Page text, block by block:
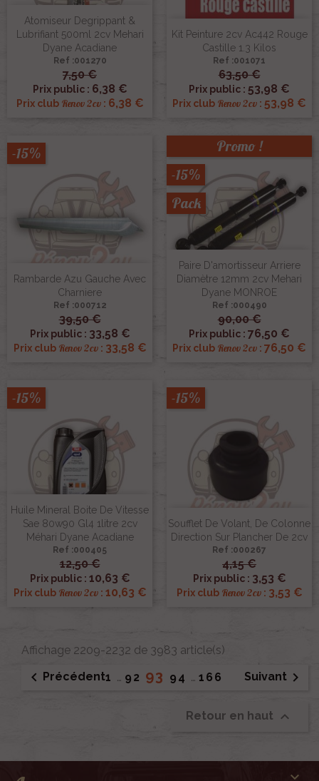
Atomiseur Degrippant &
Lubrifiant 500ml 2cv Mehari
Dyane Acadiane
Ref :001270
7,50 €
Prix public : 6,38 €
Prix club Renov 2cv: 6,38 €
Kit Peinture 2cv Ac442 Rouge
Castille 1.3 Kilos
Ref :001071
63,50 €
Prix public : 53,98 €
Prix club Renov 2cv : 53,98 €
Rambarde Azu Gauche Avec
Charniere
Ref :000712
39,50 €
Prix public : 33,58 €
Prix club Renov 2cv: 33,58 €
-15%
Paire D'amortisseur Arriere
Diamètre 12mm 2cv Mehari
Dyane MONROE
Ref :000490
90,00 €
Prix public : 76,50 €
Prix club Renov 2cv : 76,50 €
Promo !
-15%
Pack
Huile Mineral Boite De Vitesse
Sae 80w90 Gl4 1litre 2cv
Méhari Dyane Acadiane
Ref :000405
12,50 €
Prix public : 10,63 €
Prix club Renov 2cv: 10,63 €
-15%
Soufflet De Volant, De Colonne
Direction Sur Plancher De 2cv
Ref :000267
4,15 €
Prix public : 3,53 €
Prix club Renov 2cv: 3,53 €
-15%
Affichage 2209-2232 de 3983 article(s)
 Précédent1 … 92 93 94 … 166 Suivant 
Retour en haut 
